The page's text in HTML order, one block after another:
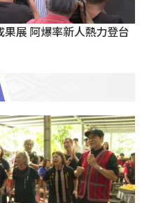
展 阿爆率新人熱力登台